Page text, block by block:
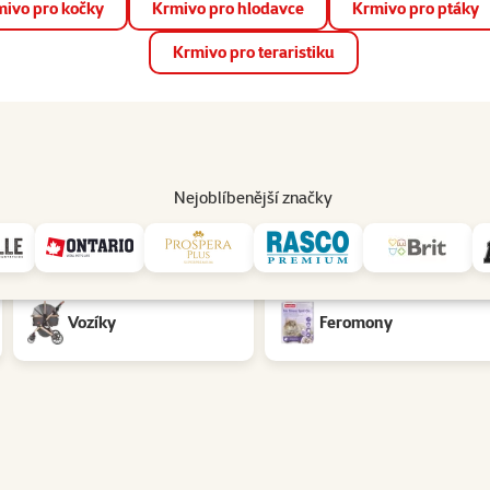
📱 Stáhněte si novou aplikaci Super zoo.Více informací
pro kočky Krmivo pro hlodavce Krmivo pro ptáky
Krmivo pro teraristiku
Nejoblíbenější značky
Prodejny Služby
Vozíky Feromony